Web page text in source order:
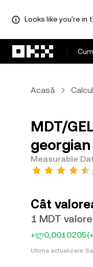
Looks like you're in
Acasă
MDT/
georgian
Measurable
Cât
1 MDT
+ლ0,0010205
Ultima actualizare: